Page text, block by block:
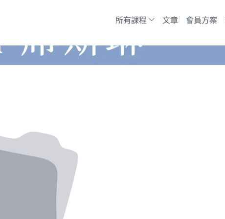
所有課程 文章 會員方案